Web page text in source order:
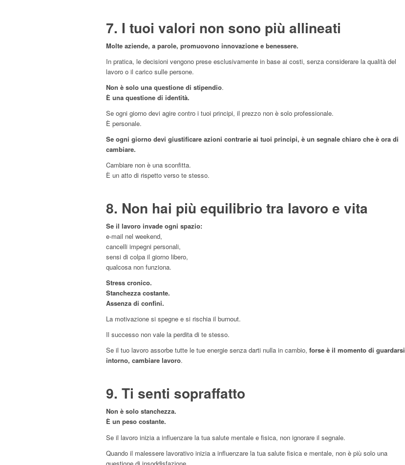
7. I tuoi valori non sono più allineati
Molte aziende, a parole, promuovono innovazione e benessere.
In pratica, le decisioni vengono prese esclusivamente in base ai costi, senza considerare la qualità del
lavoro o il carico sulle persone.
Non è solo una questione di stipendio.
È una questione di identità.
Se ogni giorno devi agire contro i tuoi principi, il prezzo non è solo professionale.
È personale.
Se ogni giorno devi giustificare azioni contrarie ai tuoi principi, è un segnale chiaro che è ora di
cambiare.
Cambiare non è una sconfitta.
È un atto di rispetto verso te stesso.
8. Non hai più equilibrio tra lavoro e vita
Se il lavoro invade ogni spazio:
e-mail nel weekend,
cancelli impegni personali,
sensi di colpa il giorno libero,
qualcosa non funziona.
Stress cronico.
Stanchezza costante.
Assenza di confini.
La motivazione si spegne e si rischia il burnout.
Il successo non vale la perdita di te stesso.
Se il tuo lavoro assorbe tutte le tue energie senza darti nulla in cambio, forse è il momento di guardarsi
intorno, cambiare lavoro.
9. Ti senti sopraffatto
Non è solo stanchezza.
È un peso costante.
Se il lavoro inizia a influenzare la tua salute mentale e fisica, non ignorare il segnale.
Quando il malessere lavorativo inizia a influenzare la tua salute fisica e mentale, non è più solo una
questione di insoddisfazione.